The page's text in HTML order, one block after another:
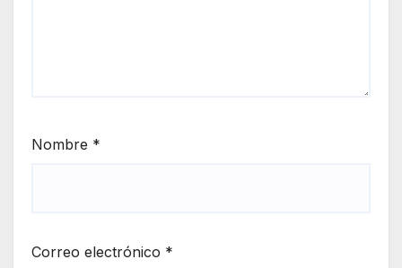
Nombre *
Correo electrónico *